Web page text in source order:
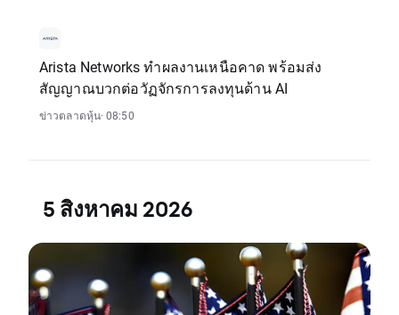
Arista Networks ทำผลงานเหนือคาด พร้อมส่ง
สัญญาณบวกต่อวัฏจักรการลงทุนด้าน AI
ข่าวตลาดหุ้น· 08:50
5 สิงหาคม 2026